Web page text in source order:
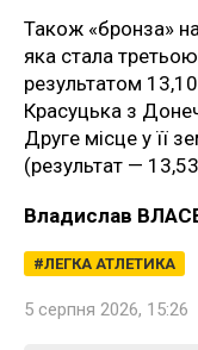
Також «бронза»
яка стала
результатом
Красуцька з
Друге місце у її
(результат —
Владислав
ЛЕГКА АТЛЕТИКА
5 серпня 2026, 15:26